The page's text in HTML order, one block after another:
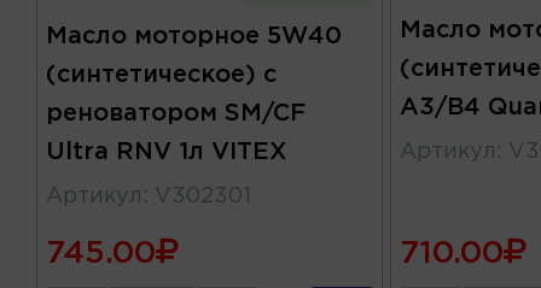
Масло моторное 5W40
(синтетическое) с
реноватором SM/CF
Ultra RNV 1л VITEX
Артикул : V302301
745.00
Масло
A3/B4
Артикул :
710.00